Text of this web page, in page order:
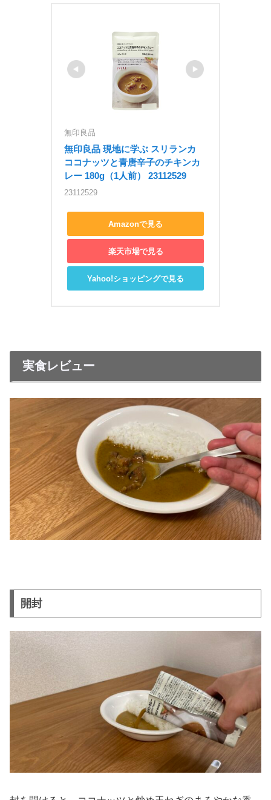
無印良品
無印良品 現地に学ぶ スリランカ
ココナッツと青唐辛子のチキンカ
レー 180g（1人前） 23112529
23112529
Amazonで見る
楽天市場で見る
Yahoo!ショッピングで見る
実食レビュー
開封